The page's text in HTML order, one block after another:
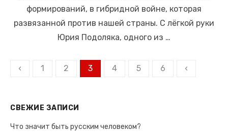
формирований, в гибридной войне, которая
развязанной против нашей страны. С лёгкой руки
Юрия Подоляка, одного из …
Навигация
‹ 1 2 3 4 5 6 ‹
СВЕЖИЕ ЗАПИСИ
Что значит быть русским человеком?